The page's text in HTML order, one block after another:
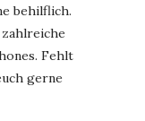
behilflich.
Fehlt
gerne